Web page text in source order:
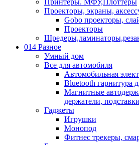
Принтеры. МФУ,Плоттеры
Проекторы, экраны,
Gobo проекторы,
Проекторы
014 Разное
Умный дом
Все для автомобиля
Автомобильная
Bluetooth гарнитура
Магнитные
держатели, подставки
Гаджеты
Игрушки
Монопод
Фитнес трекеры,